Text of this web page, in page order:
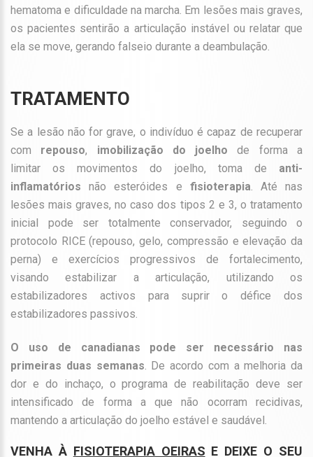
hematoma e dificuldade na marcha. Em lesões mais graves,
os pacientes sentirão a articulação instável ou relatar que
ela se move, gerando falseio durante a deambulação.
TRATAMENTO
Se a lesão não for grave, o indivíduo é capaz de recuperar
com repouso, imobilização do joelho de forma a
limitar os movimentos do joelho, toma de anti-
inflamatórios não esteróides e fisioterapia. Até nas
lesões mais graves, no caso dos tipos 2 e 3, o tratamento
inicial pode ser totalmente conservador, seguindo o
protocolo RICE (repouso, gelo, compressão e elevação da
perna) e exercícios progressivos de fortalecimento,
visando estabilizar a articulação, utilizando os
estabilizadores activos para suprir o défice dos
estabilizadores passivos.
O uso de canadianas pode ser necessário nas
primeiras duas semanas. De acordo com a melhoria da
dor e do inchaço, o programa de reabilitação deve ser
intensificado de forma a que não ocorram recidivas,
mantendo a articulação do joelho estável e saudável.
VENHA À FISIOTERAPIA OEIRAS E DEIXE O SEU